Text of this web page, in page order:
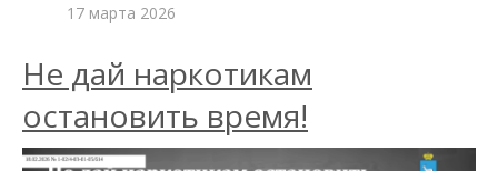
17 марта 2026
Не дай наркотикам
остановить время!